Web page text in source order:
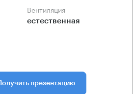
Вентиляция
естественная
Получить презентацию